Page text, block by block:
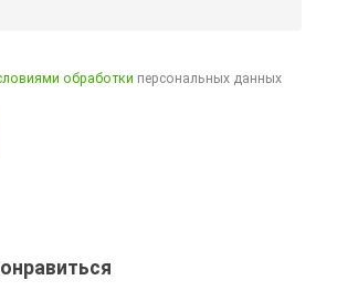
обработки персональных данных